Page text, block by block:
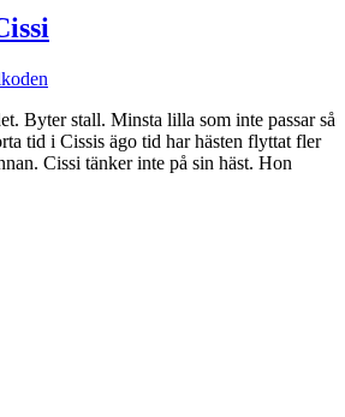
Byter stall. Minsta lilla som inte passar så
tid i Cissis ägo tid har hästen flyttat fler
Cissi tänker inte på sin häst. Hon